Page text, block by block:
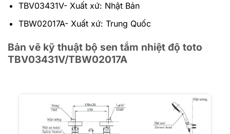
TBV03431V- Xuất xứ: Nhật Bản
TBW02017A- Xuất xứ: Trung Quốc
Bản vẽ kỹ thuật bộ sen tắm nhiệt độ toto
TBV03431V/TBW02017A